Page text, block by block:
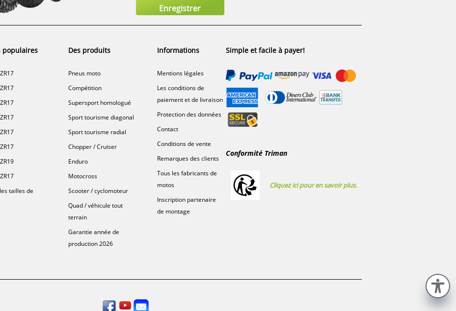
populaires
tailles de
Des produits
Pneus moto
Compétition
Supersport homologué
Sport tourisme diagonal
Sport tourisme radial
Chopper / Cruiser
Enduro
Motocross
Scooter / cyclomoteur
Quad / véhicule tout
terrain
Garantie année de
production 2026
Informations
Mentions légales
Les conditions de
paiement et de livraison
Protection des données
Contact
Conditions de vente
Remarques des clients
Tous les fabricants de
motos
Inscription partenaire
de montage
Simple et facile à payer!
Conformité Triman
Cliquez ici pour en savoir plus.